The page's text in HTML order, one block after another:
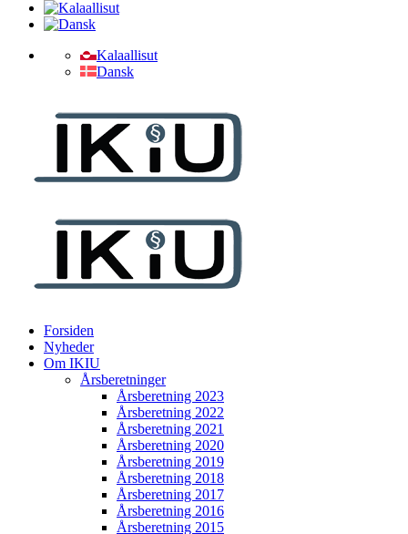
Kalaallisut
Dansk
Forsiden
Nyheder
Om IKIU
Årsberetninger
Årsberetning 2023
Årsberetning 2022
Årsberetning 2021
Årsberetning 2020
Årsberetning 2019
Årsberetning 2018
Årsberetning 2017
Årsberetning 2016
Årsberetning 2015